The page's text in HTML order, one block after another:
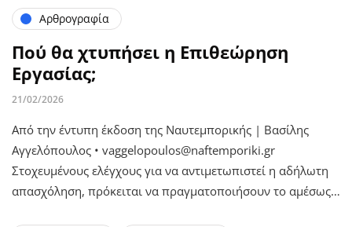
Αρθρογραφία
Πού θα χτυπήσει η Επιθεώρηση
Εργασίας;
21/02/2026
Από την έντυπη έκδοση της Ναυτεμπορικής | Βασίλης
Αγγελόπουλος • vaggelopoulos@naftemporiki.gr
Στοχευμένους ελέγχους για να αντιμετωπιστεί η αδήλωτη
απασχόληση, πρόκειται να πραγματοποιήσουν το αμέσως…